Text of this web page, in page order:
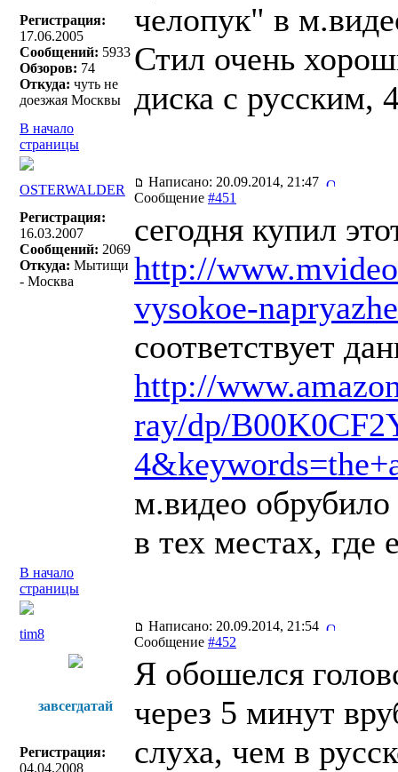
Регистрация:
17.06.2005
Сообщений: 5933
Обзоров: 74
Откуда: чуть не
доезжая Москвы
челопук" в
Стил очень
диска с русским,
В начало
страницы
OSTERWALDER
Написано: 20.09.2014, 21:47
Сообщение #451
Регистрация:
16.03.2007
Сообщений: 2069
Откуда: Мытищи
- Москва
сегодня купил
http://
vysokoe-
соответствует
http://
ray/dp/
м.видео обрубило
в тех местах, где
В начало
страницы
tim8
Написано: 20.09.2014, 21:54
Сообщение #452
завсегдатай
Регистрация:
04.04.2008
Я обошелся
через 5 минут
слуха, чем в